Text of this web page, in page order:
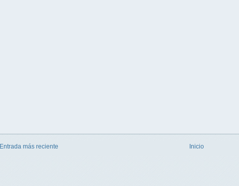
Entrada más reciente Inicio